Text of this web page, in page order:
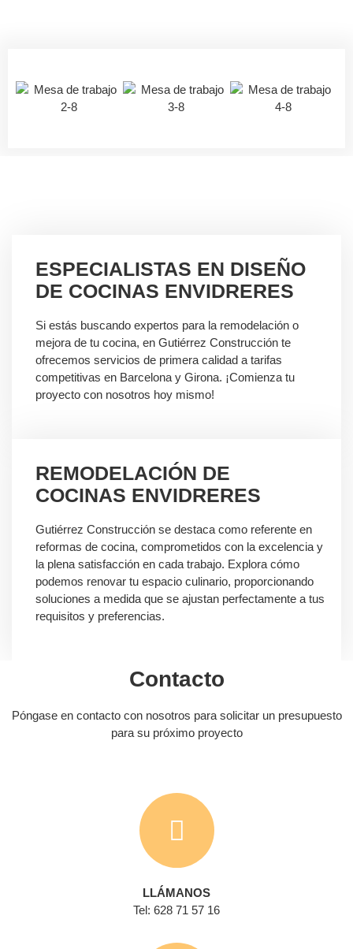
ESPECIALISTAS EN DISEÑO
DE COCINAS ENVIDRERES
Si estás buscando expertos para la remodelación o
mejora de tu cocina, en Gutiérrez Construcción te
ofrecemos servicios de primera calidad a tarifas
competitivas en Barcelona y Girona. ¡Comienza tu
proyecto con nosotros hoy mismo!
REMODELACIÓN DE
COCINAS ENVIDRERES
Gutiérrez Construcción se destaca como referente en
reformas de cocina, comprometidos con la excelencia y
la plena satisfacción en cada trabajo. Explora cómo
podemos renovar tu espacio culinario, proporcionando
soluciones a medida que se ajustan perfectamente a tus
requisitos y preferencias.
Contacto
Póngase en contacto con nosotros para solicitar un presupuesto
para su próximo proyecto
LLÁMANOS
Tel: 628 71 57 16